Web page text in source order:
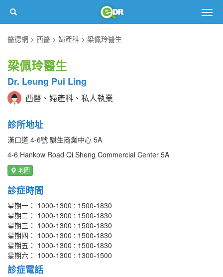
醫德網
西醫 婦產科 梁佩玲醫生
梁佩玲醫生
Dr. Leung Pui Ling
西醫、婦產科、私人執業
診所地址
漢口道 4-6號 騏生商業中心 5A
4-6 Hankow Road Qi Sheng Commercial Center 5A
地圖
診症時間
星期一： 1000-1300 : 1500-1830
星期二： 1000-1300 : 1500-1830
星期三： 1000-1300 : 1500-1830
星期四： 1000-1300 : 1500-1830
星期五： 1000-1300 : 1500-1830
星期六： 1000-1300 : 1300-1500
診症電話